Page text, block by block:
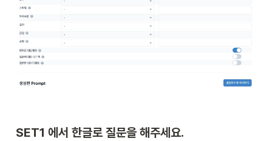
SET1 에서 한글로 질문을 해주세요.